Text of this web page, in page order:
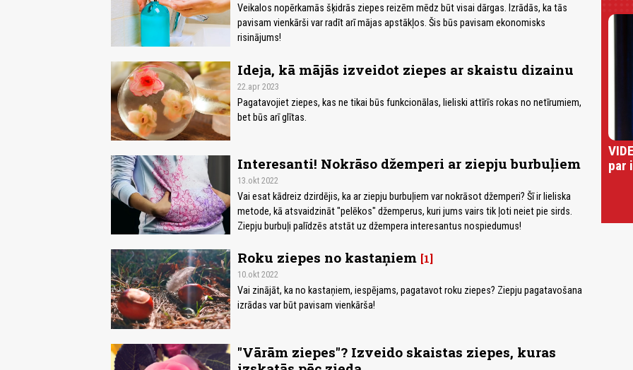
Veikalos nopērkamās šķidrās ziepes reizēm mēdz būt visai dārgas. Izrādās, ka tās
pavisam vienkārši var radīt arī mājas apstākļos. Šis būs pavisam ekonomisks
risinājums!
Ideja, kā mājās izveidot ziepes ar skaistu dizainu
22.apr 2023
Pagatavojiet ziepes, kas ne tikai būs funkcionālas, lieliski attīrīs rokas no netīrumiem,
bet būs arī glītas.
Interesanti! Nokrāso džemperi ar ziepju burbuļiem
13.okt 2022
Vai esat kādreiz dzirdējis, ka ar ziepju burbuļiem var nokrāsot džemperi? Šī ir lieliska
metode, kā atsvaidzināt "pelēkos" džemperus, kuri jums vairs tik ļoti neiet pie sirds.
Ziepju burbuļi palīdzēs atstāt uz džempera interesantus nospiedumus!
Roku ziepes no kastaņiem 1
10.okt 2022
Vai zinājāt, ka no kastaņiem, iespējams, pagatavot roku ziepes? Ziepju pagatavošana
izrādas var būt pavisam vienkārša!
"Vārām ziepes"? Izveido skaistas ziepes, kuras
par